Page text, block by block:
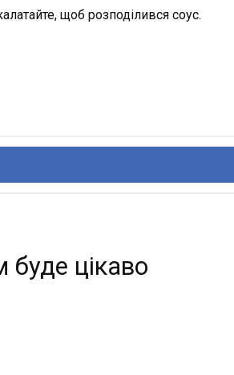
щоб розподілився соус.
буде цікаво